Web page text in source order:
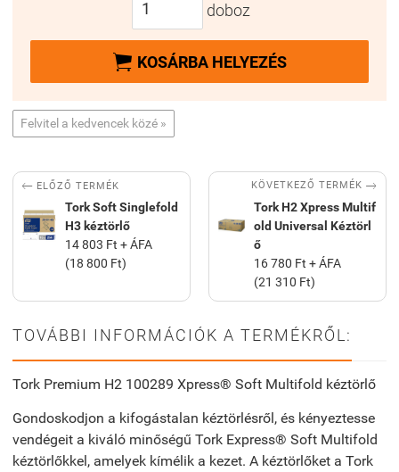
doboz
 KOSÁRBA HELYEZÉS
Felvitel a kedvencek közé »
 ELŐZŐ TERMÉK
Tork Soft Singlefold
H3 kéztörlő
14 803 Ft + ÁFA
(18 800 Ft)
KÖVETKEZŐ TERMÉK 
Tork H2 Xpress Multif
old Universal Kéztörl
ő
16 780 Ft + ÁFA
(21 310 Ft)
TOVÁBBI INFORMÁCIÓK A TERMÉKRŐL:
Tork Premium H2 100289 Xpress® Soft Multifold kéztörlő
Gondoskodjon a kifogástalan kéztörlésről, és kényeztesse
vendégeit a kiváló minőségű Tork Express® Soft Multifold
kéztörlőkkel, amelyek kímélik a kezet. A kéztörlőket a Tork